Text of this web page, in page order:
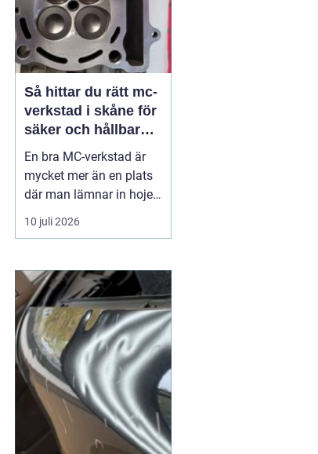
Så hittar du rätt mc-
verkstad i skåne för
säker och hållbar
körning
En bra MC-verkstad är
mycket mer än en plats
där man lämnar in hojen
när något går sönder.
För många förare i
trygghet, säkerhet och
körglädje under lång tid
framöver. En
genomtänkt serviceplan
förlänger livslängden på
motorcykel...
10 juli 2026